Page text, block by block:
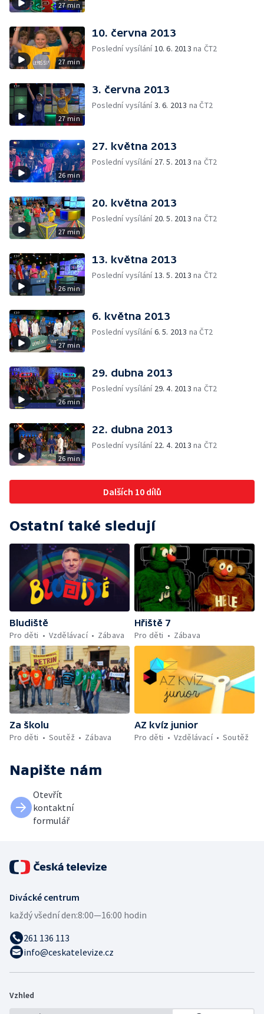
27 min
27 min
10. června 2013
Poslední vysílání10. 6. 2013 na ČT2
27 min
3. června 2013
Poslední vysílání3. 6. 2013 na ČT2
26 min
27. května 2013
Poslední vysílání 27. 5. 2013 na ČT2
27 min
20. května 2013
Poslední vysílání 20. 5. 2013 na ČT2
26 min
13. května 2013
Poslední vysílání13. 5. 2013 na ČT2
27 min
6. května 2013
Poslední vysílání6. 5. 2013 na ČT2
26 min
29. dubna 2013
Poslední vysílání 29. 4. 2013 na ČT2
26 min
22. dubna 2013
Poslední vysílání 22. 4. 2013 na ČT2
Dalších 10 dílů
Ostatní také sledují
Bludiště
Pro děti
Vzdělávací Zábava
Hřiště 7
Pro děti
Zábava
Za školu
Pro děti
Soutěž Zábava
AZ kvíz junior
Pro děti
Vzdělávací Soutěž
Napište nám
Otevřít
kontaktní
formulář
Divácké centrum
každý všední den:8:00—16:00 hodin
261 136 113
info@ceskatelevize.cz
Vzhled